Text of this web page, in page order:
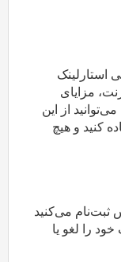
استارلینک
مزایای
از این
کنید و هیچ
ثبت‌نام می‌کنید
را لغو یا